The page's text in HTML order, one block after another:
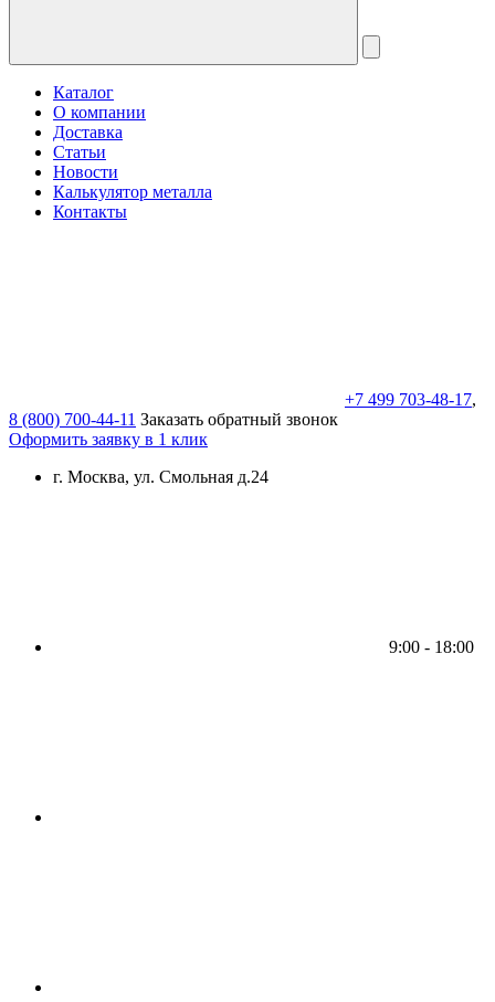
Каталог
О компании
Доставка
Статьи
Новости
Калькулятор металла
Контакты
+7 499 703-48-17,
8 (800) 700-44-11 Заказать обратный звонок
Оформить заявку в 1 клик
г. Москва, ул. Смольная д.24
9:00 - 18:00